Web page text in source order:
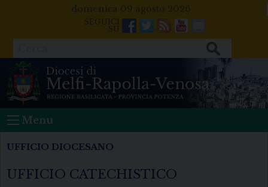
domenica 09 agosto 2026
Facebook
Twitter
FeedsYoutube
Mail
Menu
UFFICIO DIOCESANO
UFFICIO CATECHISTICO